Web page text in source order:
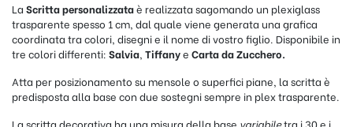
La Scritta personalizzataè realizzata sagomando un plexiglass
trasparente spesso 1 cm, dal quale viene generata una grafica
coordinata tra colori, disegni e il nome di vostro figlio. Disponibile in
tre colori differenti: Salvia, Tiffanye Carta da Zucchero.
Atta per posizionamento su mensole o superfici piane, la scritta è
predisposta alla base con due sostegni sempre in plex trasparente.
La scritta decorativa ha una misura della base variabiletra i 30 e i